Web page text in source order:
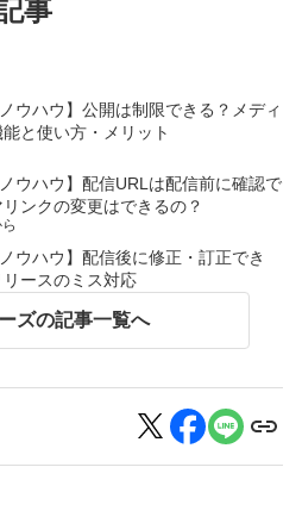
事
ノウハウ】公開は制限できる？メディ
と使い方・メリット
ノウハウ】配信URLは配信前に確認で
ンクの変更はできるの？
ノウハウ】配信後に修正・訂正でき
ースのミス対応
ズの記事一覧へ